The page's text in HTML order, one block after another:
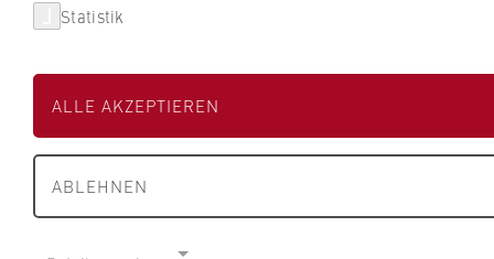
k
u
r
S
t
a
r
f
ü
r
u
r
S
t
r
Aktion Stadtradeln 2024
Gemeinsam in
mehr
Statistik
ALLE AKZEPTIEREN
ABLEHNEN